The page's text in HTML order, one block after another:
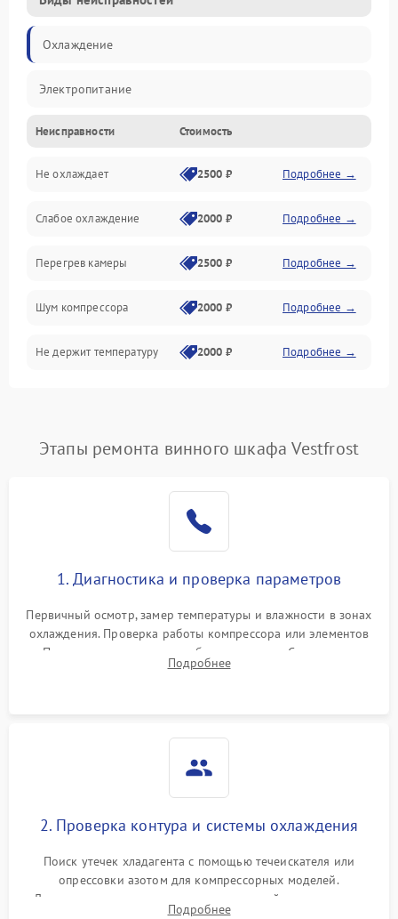
Охлаждение
Электропитание
Неисправности Стоимость
Не охлаждает 2500 ₽ Подробнее →
Слабое охлаждение 2000 ₽ Подробнее →
Перегрев камеры 2500 ₽ Подробнее →
Шум компрессора 2000 ₽ Подробнее →
Не держит температуру 2000 ₽ Подробнее →
Этапы ремонта винного шкафа Vestfrost
1. Диагностика и проверка параметров
Первичный осмотр, замер температуры и влажности в зонах
охлаждения. Проверка работы компрессора или элементов
Пельтье, оценка уровня вибрации и шума. Считывание
ошибок с модуля управления.
Подробнее
2. Проверка контура и системы охлаждения
Поиск утечек хладагента с помощью течеискателя или
опрессовки азотом для компрессорных моделей.
Диагностика термоэлектрических модулей, радиаторов и
Подробнее